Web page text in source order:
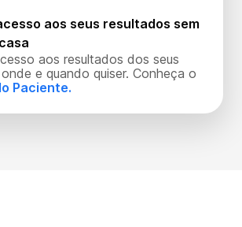
aos seus resultados sem
aos resultados dos seus
e quando quiser. Conheça o
Paciente.